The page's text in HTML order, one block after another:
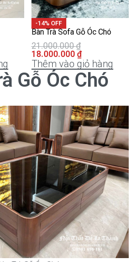
-14% OFF
Bàn Trà Sofa Gỗ Óc Chó
21.000.000₫
18.000.000 ₫
Thêm vào giỏ hàng
Gỗ Óc Chó